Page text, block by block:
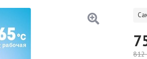
812